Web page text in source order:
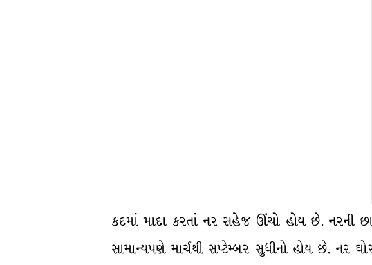
કદમાં માદા કરતાં નર સહેજ ઊંચો હોય છે. નરની
સામાન્યપણે માર્ચથી સપ્ટેમ્બર સુધીનો હોય છે. નર